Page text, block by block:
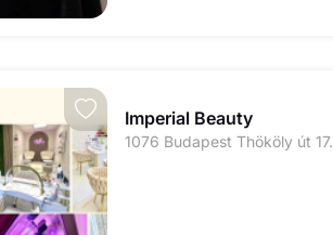
Imperial Beauty
1076 Budapest Thököly út 17.